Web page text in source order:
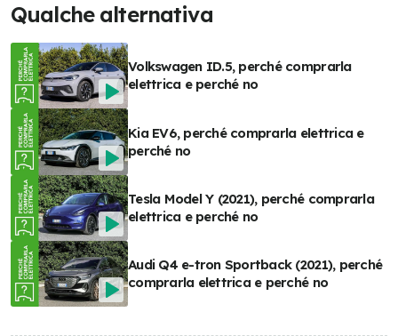
Qualche alternativa
Volkswagen ID.5, perché comprarla
elettrica e perché no
Kia EV6, perché comprarla elettrica e
perché no
Tesla Model Y (2021), perché comprarla
elettrica e perché no
Audi Q4 e-tron Sportback (2021), perché
comprarla elettrica e perché no